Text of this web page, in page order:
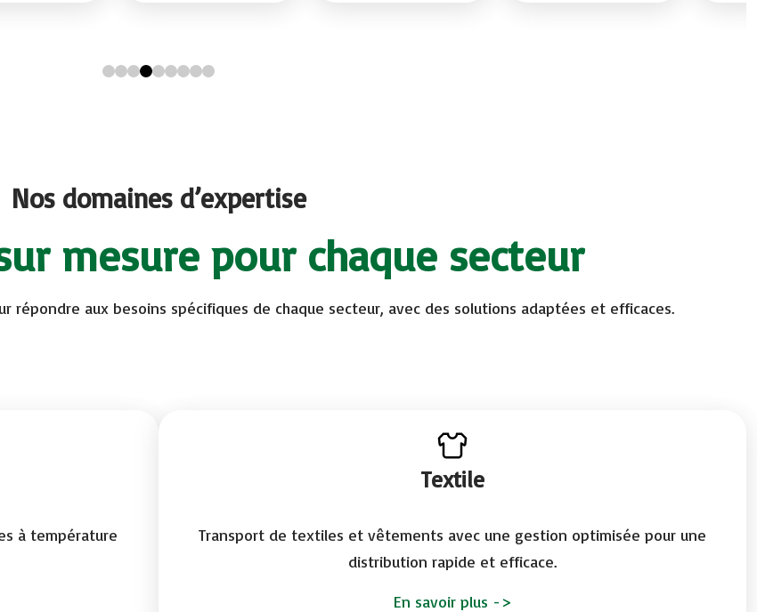
Nos domaines d’expertise
mesure pour chaque secteur
aux besoins spécifiques de chaque secteur, avec des solutions adaptées et efficaces.
à température
Textile
Transport de textiles et vêtements avec une gestion optimisée pour une
distribution rapide et efficace.
En savoir plus ->